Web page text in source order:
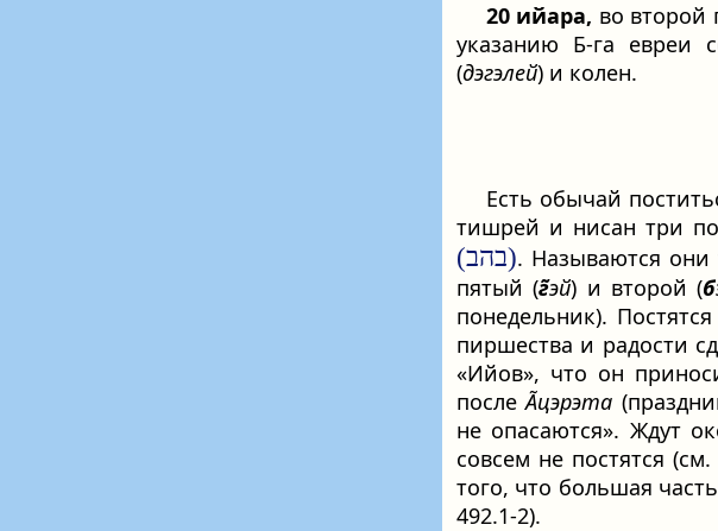
20 ийара, во второй
указанию Б‑га евреи
(дэгэлей) и колен.
Есть обычай
тишрей и нисан три
(בהב). Называются они
пятый (г̃эй) и второй (б
понедельник).
пиршества и радости
«Ийов», что он
послеА̃цэрэта
не опасаются». Ждут
совсем не постятся
того, что большая
492.1-2).